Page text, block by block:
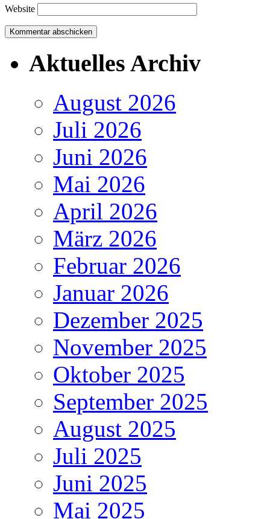
Website
Aktuelles Archiv
August 2026
Juli 2026
Juni 2026
Mai 2026
April 2026
März 2026
Februar 2026
Januar 2026
Dezember 2025
November 2025
Oktober 2025
September 2025
August 2025
Juli 2025
Juni 2025
Mai 2025